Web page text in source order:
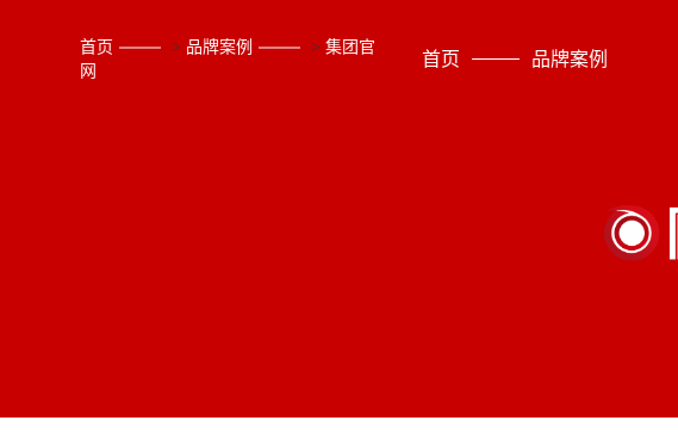
首页 > 品牌案例 >集团官
网
首页 品牌案例